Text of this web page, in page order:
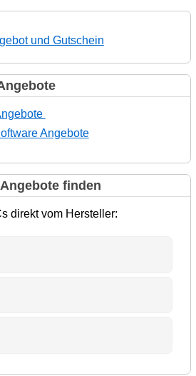
Angebote
finden
direkt vom Hersteller: